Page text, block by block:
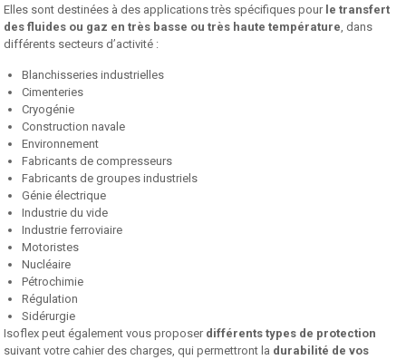
Elles sont destinées à des applications très spécifiques pour le transfert
des fluides ou gaz en très basse ou très haute température, dans
différents secteurs d’activité :
Blanchisseries industrielles
Cimenteries
Cryogénie
Construction navale
Environnement
Fabricants de compresseurs
Fabricants de groupes industriels
Génie électrique
Industrie du vide
Industrie ferroviaire
Motoristes
Nucléaire
Pétrochimie
Régulation
Sidérurgie
Isoflex peut également vous proposer différents types de protection
suivant votre cahier des charges, qui permettront la durabilité de vos